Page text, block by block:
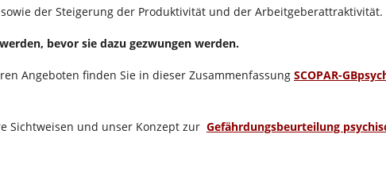
der Steigerung der Produktivität und der Arbeitgeberattraktivität.
bevor sie dazu gezwungen werden.
Angeboten finden Sie in dieser Zusammenfassung SCOPAR-
Sichtweisen und unser Konzept zur Gefährdungsbeurteilung